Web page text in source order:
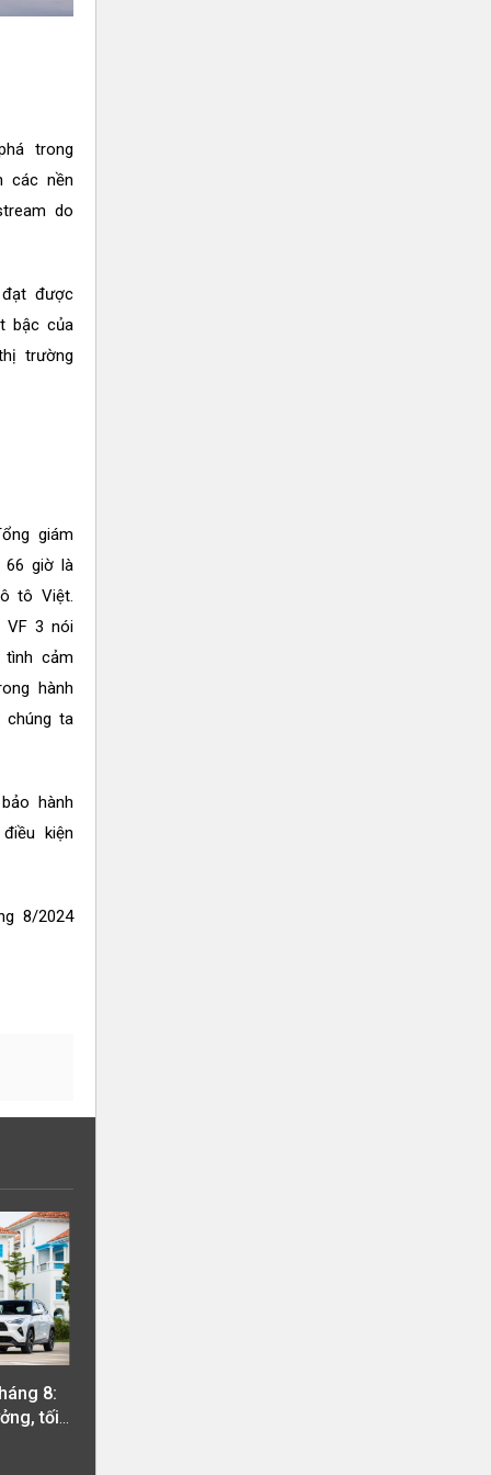
trong
các nền
do
được
bậc của
trường
giám
66 giờ là
tô Việt.
VF 3 nói
cảm
hành
chúng ta
hành
kiện
8/2024
8:
tối